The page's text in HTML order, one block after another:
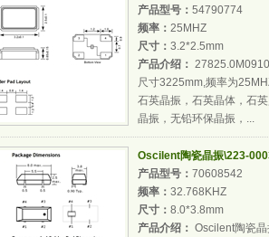
产品型号： 54790774
频率： 25MHZ
尺寸： 3.2*2.5mm
产品介绍：
尺寸3225mm,频率为
石英晶振，石英晶体，石
晶振，无铅环保晶振，...
Oscilent陶瓷晶振\223-
产品型号： 70608542
频率： 32.768KHZ
尺寸： 8.0*3.8mm
产品介绍： Oscilent陶瓷